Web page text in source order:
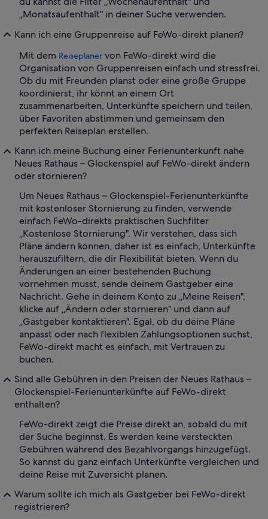
„Monatsaufenthalt" in deiner Suche verwenden.
Kann ich eine Gruppenreise auf FeWo-direkt planen?
Mit dem Reiseplaner von FeWo-direkt wird die
Organisation von Gruppenreisen einfach und stressfrei.
Ob du mit Freunden planst oder eine große Gruppe
koordinierst, ihr könnt an einem Ort
zusammenarbeiten, Unterkünfte speichern und teilen,
über Favoriten abstimmen und gemeinsam den
perfekten Reiseplan erstellen.
Kann ich meine Buchung einer Ferienunterkunft nahe
Neues Rathaus – Glockenspiel auf FeWo-direkt ändern
oder stornieren?
Um Neues Rathaus – Glockenspiel-Ferienunterkünfte
mit kostenloser Stornierung zu finden, verwende
einfach FeWo-direkts praktischen Suchfilter
„Kostenlose Stornierung". Wir verstehen, dass sich
Pläne ändern können, daher ist es einfach, Unterkünfte
herauszufiltern, die dir Flexibilität bieten. Wenn du
Änderungen an einer bestehenden Buchung
vornehmen musst, sende deinem Gastgeber eine
Nachricht. Gehe in deinem Konto zu „Meine Reisen",
klicke auf „Ändern oder stornieren" und dann auf
„Gastgeber kontaktieren". Egal, ob du deine Pläne
anpasst oder nach flexiblen Zahlungsoptionen suchst,
FeWo-direkt macht es einfach, mit Vertrauen zu
buchen.
Sind alle Gebühren in den Preisen der Neues Rathaus –
Glockenspiel-Ferienunterkünfte auf FeWo-direkt
enthalten?
FeWo-direkt zeigt die Preise direkt an, sobald du mit
der Suche beginnst. Es werden keine versteckten
Gebühren während des Bezahlvorgangs hinzugefügt.
So kannst du ganz einfach Unterkünfte vergleichen und
deine Reise mit Zuversicht planen.
Warum sollte ich mich als Gastgeber bei FeWo-direkt
registrieren?